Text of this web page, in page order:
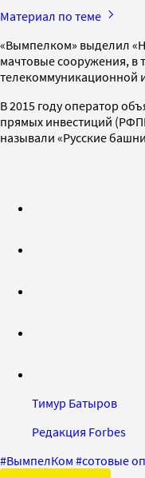
Материал по теме
«Вымпелком» выделил
мачтовые сооружения, в
телекоммуникационной
В 2015 году оператор
прямых инвестиций
называли «Русские
Тимур Батыров
Редакция Forbes
#ВымпелКом #сотовые